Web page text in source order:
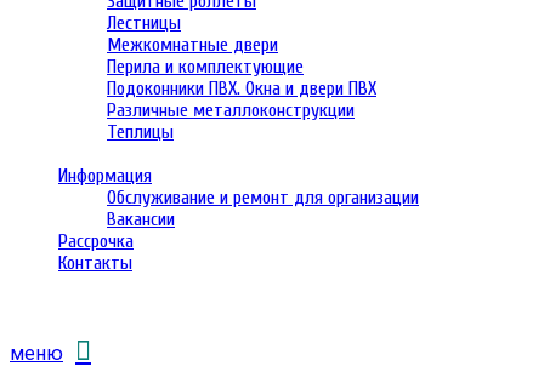
Лестницы
Межкомнатные двери
Перила и комплектующие
Подоконники ПВХ. Окна и двери ПВХ
Различные металлоконструкции
Теплицы
Информация
Обслуживание и ремонт для организации
Вакансии
Рассрочка
Контакты
меню